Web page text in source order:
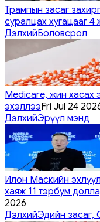
Трампын засаг
суралцах хугацааг 4
ДэлхийБоловсрол
Medicare, жин хасах
эхэллээFri Jul 24
ДэлхийЭрүүл мэнд
Илон Маскийн
хаяж 11 тэрбум
2026
ДэлхийЭдийн засаг,